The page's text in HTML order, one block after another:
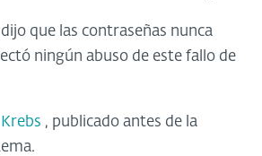
que las contraseñas nunca
ningún abuso de este fallo de
, publicado antes de la